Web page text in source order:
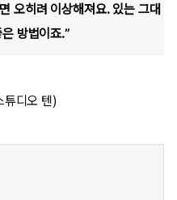
오히려 이상해져요. 있는 그대
방법이죠.”
튜디오 텐)